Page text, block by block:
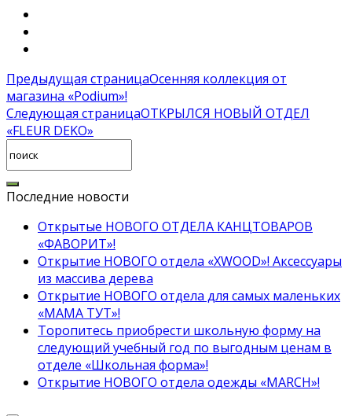
Предыдущая страницаОсенняя коллекция от
магазина «Podium»!
Следующая страницаОТКРЫЛСЯ НОВЫЙ ОТДЕЛ
«FLEUR DEKO»
Последние новости
Открытые НОВОГО ОТДЕЛА КАНЦТОВАРОВ
«ФАВОРИТ»!
Открытие НОВОГО отдела «XWOOD»! Аксессуары
из массива дерева
Открытие НОВОГО отдела для самых маленьких
«МАМА ТУТ»!
Торопитесь приобрести школьную форму на
следующий учебный год по выгодным ценам в
отделе «Школьная форма»!
Открытие НОВОГО отдела одежды «MARCH»!